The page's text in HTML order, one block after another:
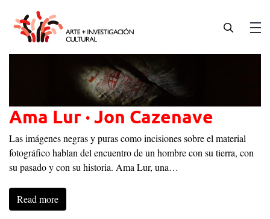
content
Ama Lur · Jon Cazenave
Las imágenes negras y puras como incisiones sobre el material
fotográfico hablan del encuentro de un hombre con su tierra, con
su pasado y con su historia. Ama Lur, una…
Read more